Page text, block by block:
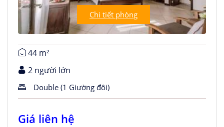
Chi tiết phòng
44 m²
2 người lớn
Double (1 Giường đôi)
Giá liên hệ